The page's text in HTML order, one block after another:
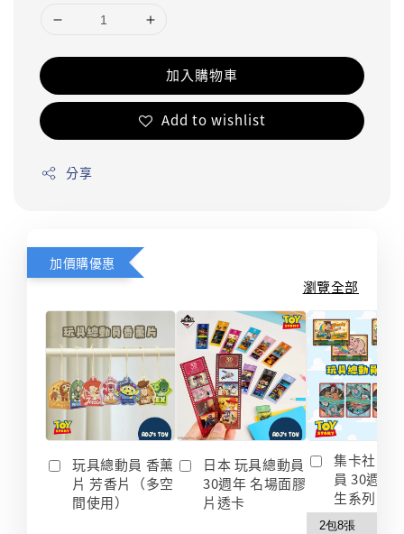
加入購物車
Add to wishlist
分享
加價購優惠
瀏覽全部
玩具總動員 香薰
片 芳香片（多空
間使用）
日本 玩具總動員
30週年 名場面膠
片透卡
集卡社 玩
員 30週年
生系列 收